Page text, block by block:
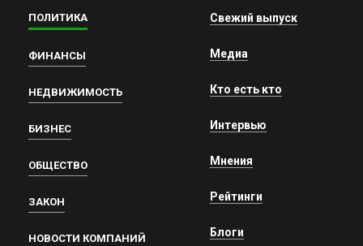
ПОЛИТИКА
ФИНАНСЫ
НЕДВИЖИМОСТЬ
БИЗНЕС
ОБЩЕСТВО
ЗАКОН
НОВОСТИ КОМПАНИЙ
Свежий выпуск
Медиа
Кто есть кто
Интервью
Мнения
Рейтинги
Блоги